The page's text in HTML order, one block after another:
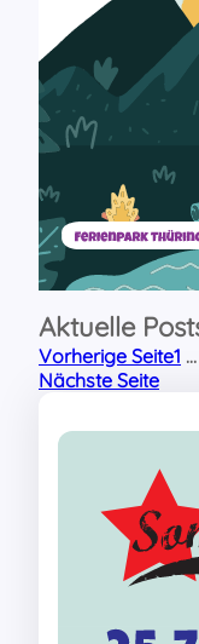
Aktuelle
Vorherige Seite1 …
Nächste Seite